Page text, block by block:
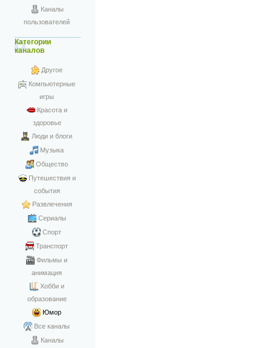
Каналы
пользователей
Категории
каналов
Другое
Компьютерные
игры
Красота и
здоровье
Люди и блоги
Музыка
Общество
Путешествия и
события
Развлечения
Сериалы
Спорт
Транспорт
Фильмы и
анимация
Хобби и
образование
Юмор
Все каналы
Каналы